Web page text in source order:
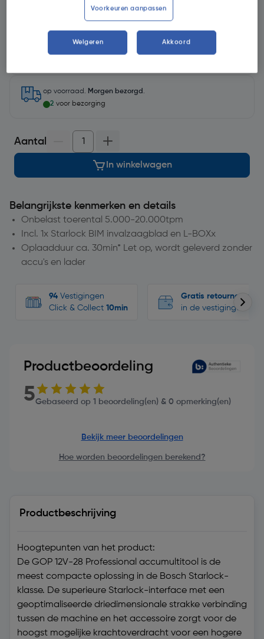
Selecteer winkel - Bekijk voorraadniveaus en haal binnen 10
minuten op
op voorraad. Morgen bezorgd .
2 voor bezorging
Aantal
In winkelwagen
Belangrijkste kenmerken en details
Onbelast toerental 5.000-20.000tpm
Incl. 1x Starlock BIM invalzaagblad en L-BOXx
Oplaadduur ca. 30min* Let op, wordt geleverd zonder
accu's en lader
94 Vestigingen
Click & Collect 10min
Gratis retourneren
in de vestigingen
Productbeoordeling
5Gebaseerd op 1 beoordeling(en) & 0 opmerking(en)
Bekijk meer beoordelingen
Hoe worden beoordelingen berekend?
Productbeschrijving
Hoogtepunten van het product:
De GOP 12V-28 Professional accumultitool is de
meest compacte oplossing in de Bosch Starlock-
klasse. De superieure Starlock-interface met een
geoptimaliseerde driedimensionale strakke verbinding
tussen de machine en het accessoire zorgt voor de
hoogst mogelijke krachtoverdracht voor een hogere
Voorkeuren aanpassen
Weigeren Akkoord